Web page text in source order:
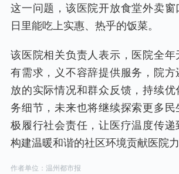
这一问题，该医院开放食堂外卖
日里能吃上实惠、热乎的饭菜。
该医院相关负责人表示，医院全
有需求，义不容辞提供服务，院
放的实际情况和群众反馈，持续优
务细节，未来也将继续探索更多
极履行社会责任，让医疗温度传
构建温暖和谐的社区环境贡献医院力
作者单位：温州都市报